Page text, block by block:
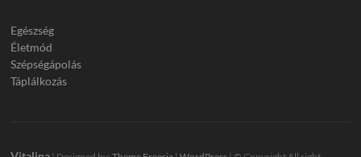
Egészség
Életmód
Szépségápolás
Táplálkozás